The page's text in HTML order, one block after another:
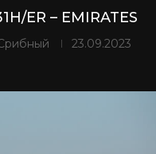
ER – EMIRATES
23.09.2023